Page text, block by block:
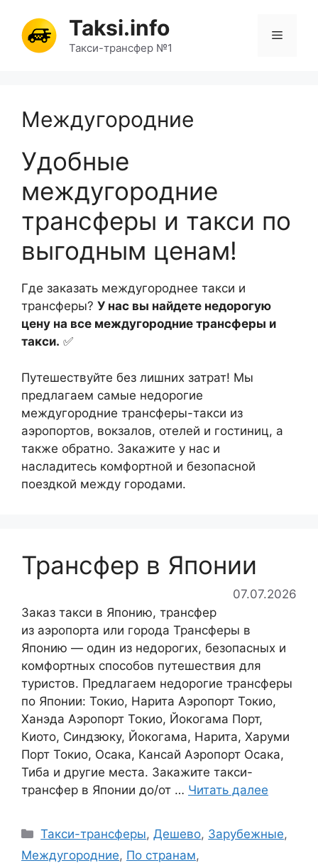
содержимому
Taksi.info
Такси-трансфер №1
Меню
Междугородние
Удобные
междугородние
трансферы и такси по
выгодным ценам!
Где заказать междугороднее такси и
трансферы? У нас вы найдете недорогую
цену на все междугородние трансферы и
такси. ✅
Путешествуйте без лишних затрат! Мы
предлагаем самые недорогие
междугородние трансферы-такси из
аэропортов, вокзалов, отелей и гостиниц, а
также обратно. Закажите у нас и
насладитесь комфортной и безопасной
поездкой между городами.
Трансфер в Японии
07.07.2026
Заказ такси в Японию, трансфер
из аэропорта или города Трансферы в
Японию — один из недорогих, безопасных и
комфортных способов путешествия для
туристов. Предлагаем недорогие трансферы
по Японии: Токио, Нарита Аэропорт Токио,
Ханэда Аэропорт Токио, Йокогама Порт,
Киото, Синдзюку, Йокогама, Нарита, Харуми
Порт Токио, Осака, Кансай Аэропорт Осака,
Тиба и другие места. Закажите такси-
трансфер в Японии до/от … Читать далее
Рубрики
Такси-трансферы,Дешево, Зарубежные,
Междугородние, По странам,